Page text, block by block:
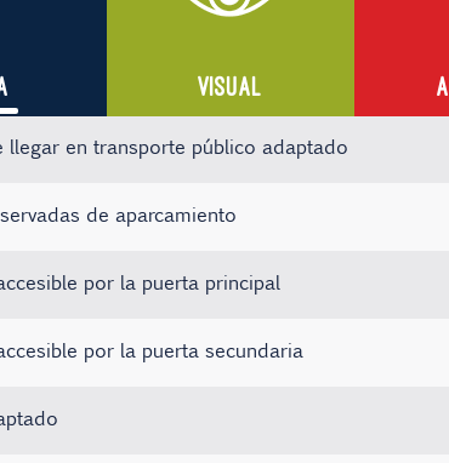
VISUAL
llegar en transporte público adaptado
de aparcamiento
por la puerta principal
por la puerta secundaria